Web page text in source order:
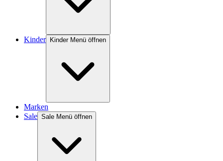
Kinder Kinder Menü öffnen
Marken
Sale Sale Menü öffnen